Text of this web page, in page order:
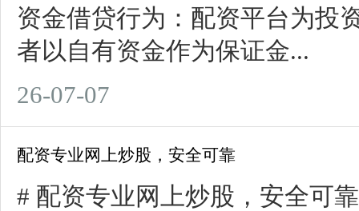
资金借贷行为：配资平台为投
者以自有资金作为保证金...
26-07-07
配资专业网上炒股，安全可靠
# 配资专业网上炒股，安全可